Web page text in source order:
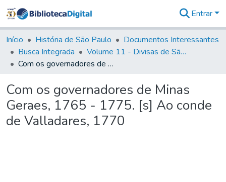
&
Coleções
Tudo na
Biblioteca
Estatísticas
Entrar
Início História de São Paulo
Documentos Interessantes
Busca Integrada
Volume 11 - Divisas de São Paulo e Minas Gerais
Com os governadores de Minas Geraes, 1765 - 1775. [s] Ao conde de Valladares, 1770
Com os governadores de Minas
Geraes, 1765 - 1775. [s] Ao conde
de Valladares, 1770